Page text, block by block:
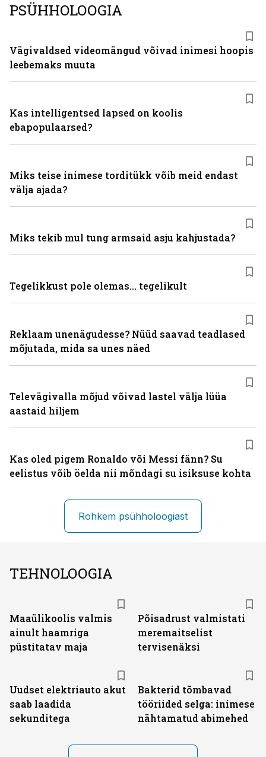
PSÜHHOLOOGIA
Vägivaldsed videomängud võivad inimesi hoopis
leebemaks muuta
Kas intelligentsed lapsed on koolis
ebapopulaarsed?
Miks teise inimese torditükk võib meid endast
välja ajada?
Miks tekib mul tung armsaid asju kahjustada?
Tegelikkust pole olemas... tegelikult
Reklaam unenägudesse? Nüüd saavad teadlased
mõjutada, mida sa unes näed
Televägivalla mõjud võivad lastel välja lüüa
aastaid hiljem
Kas oled pigem Ronaldo või Messi fänn? Su
eelistus võib öelda nii mõndagi su isiksuse kohta
Rohkem psühholoogiast
TEHNOLOOGIA
Maaülikoolis valmis
ainult haamriga
püstitatav maja
Põisadrust valmistati
meremaitselist
tervisenäksi
Uudset elektriauto akut
saab laadida
sekunditega
Bakterid tõmbavad
tööriided selga: inimese
nähtamatud abimehed